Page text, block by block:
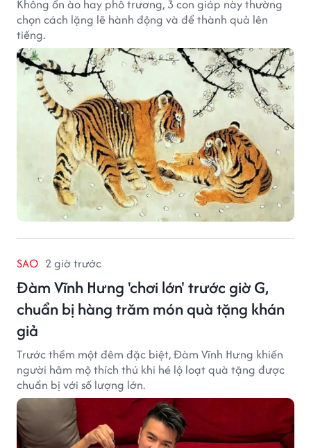
Không ồn ào hay phô trương, 3 con giáp này thường
chọn cách lặng lẽ hành động và để thành quả lên
tiếng.
SAO 2 giờ trước
Đàm Vĩnh Hưng 'chơi lớn' trước giờ G,
chuẩn bị hàng trăm món quà tặng khán
giả
Trước thềm một đêm đặc biệt, Đàm Vĩnh Hưng khiến
người hâm mộ thích thú khi hé lộ loạt quà tặng được
chuẩn bị với số lượng lớn.